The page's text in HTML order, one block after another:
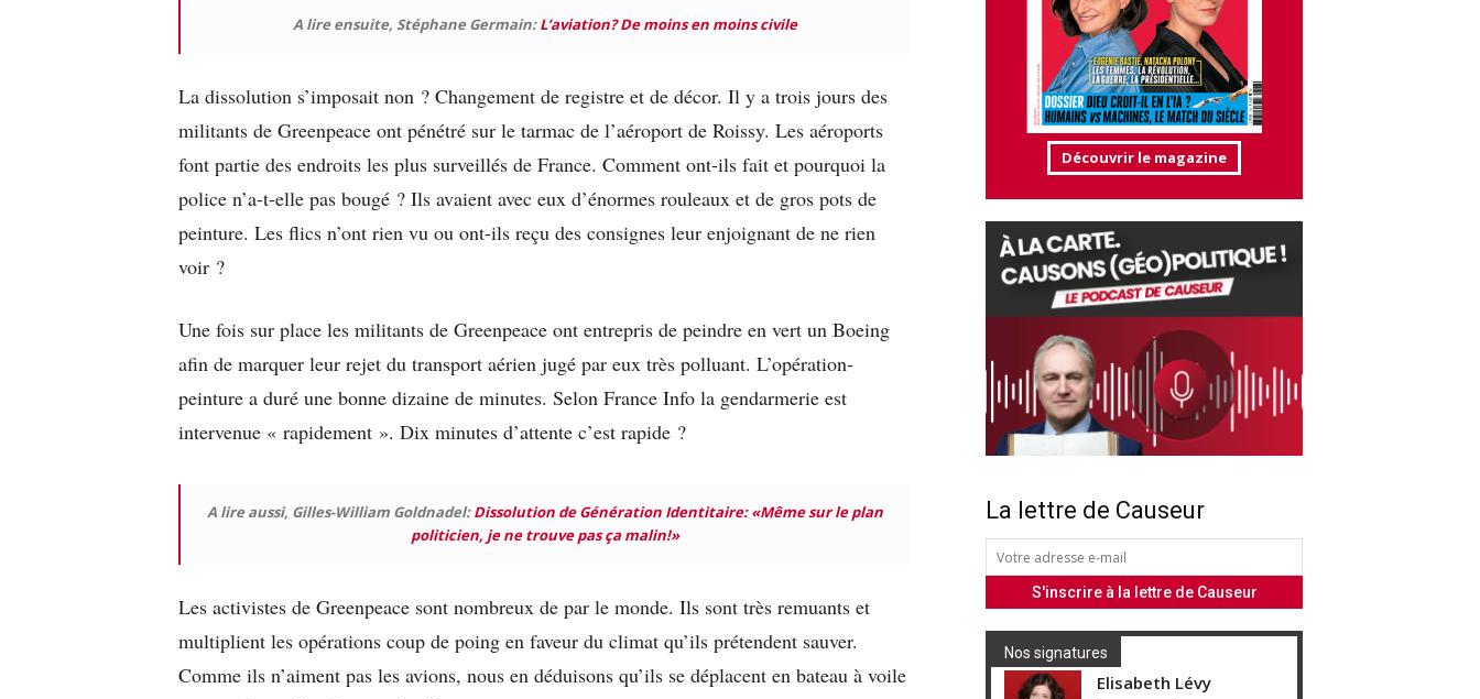
A lire ensuite, Stéphane Germain:L’aviation? De moins en moins civile
La dissolution s’imposait non ? Changement de registre et de décor. Il y a trois jours des
militants de Greenpeace ont pénétré sur le tarmac de l’aéroport de Roissy. Les aéroports
font partie des endroits les plus surveillés de France. Comment ont-ils fait et pourquoi la
police n’a-t-elle pas bougé ? Ils avaient avec eux d’énormes rouleaux et de gros pots de
peinture. Les flics n’ont rien vu ou ont-ils reçu des consignes leur enjoignant de ne rien
voir ?
Une fois sur place les militants de Greenpeace ont entrepris de peindre en vert un Boeing
afin de marquer leur rejet du transport aérien jugé par eux très polluant. L’opération-
peinture a duré une bonne dizaine de minutes. Selon France Info la gendarmerie est
intervenue « rapidement ». Dix minutes d’attente c’est rapide ?
A lire aussi, Gilles-William Goldnadel:Dissolution de Génération Identitaire: «Même sur le plan
politicien, je ne trouve pas ça malin!»
Les activistes de Greenpeace sont nombreux de par le monde. Ils sont très remuants et
multiplient les opérations coup de poing en faveur du climat qu’ils prétendent sauver.
Comme ils n’aiment pas les avions, nous en déduisons qu’ils se déplacent en bateau à voile
Découvrir le magazine
La lettre de Causeur
Nos signatures
Elisabeth Lévy